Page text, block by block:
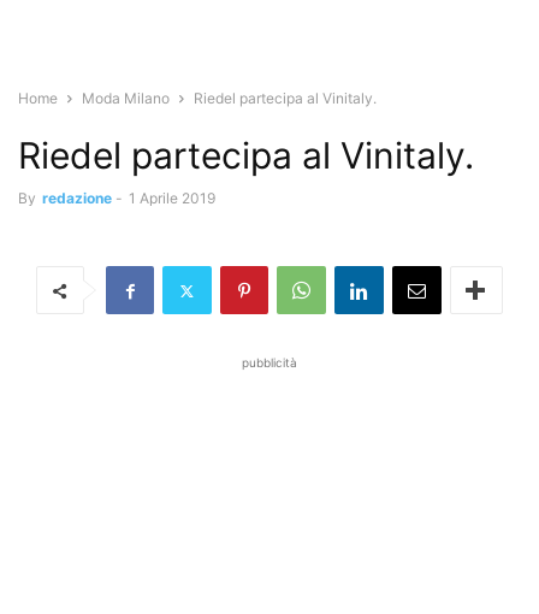
Home Moda Milano Riedel partecipa al Vinitaly.
Riedel partecipa al Vinitaly.
By redazione - 1 Aprile 2019
pubblicità